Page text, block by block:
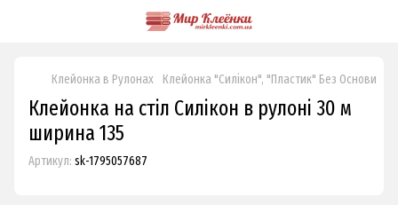
Клейонка в Рулонах Клейонка "Силікон", "Пластик" Без Основи
Клейонка на стіл Силікон в рулоні 30 м
ширина 135
Артикул: sk-1795057687